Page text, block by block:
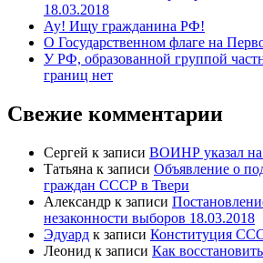
18.03.2018
Ау! Ищу гражданина РФ!
О Государственном флаге на
У РФ, образованной группой
границ нет
Свежие комментарии
Сергей к записи ВОИНР указал
Татьяна к записи Объявление о
граждан СССР в Твери
Александр к записи
незаконности выборов 18.03.2018
Эдуард к записи Конституция
Леонид к записи Как